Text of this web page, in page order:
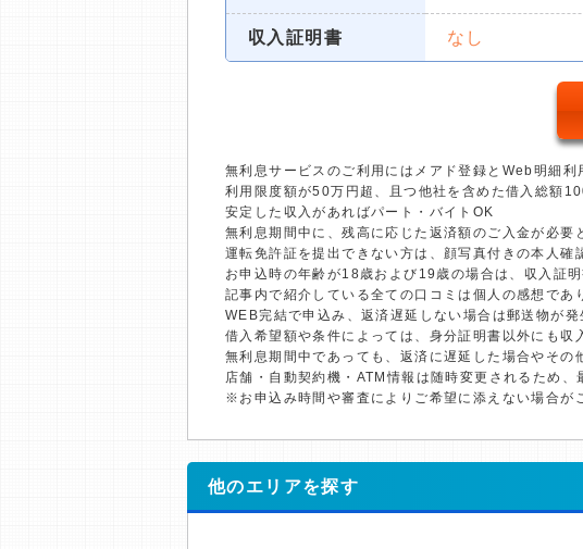
収入証明書 なし
無利息サービスのご利用にはメアド登録とWeb明細利
利用限度額が50万円超、且つ他社を含めた借入総額
安定した収入があればパート・バイトOK
無利息期間中に、残高に応じた返済額のご入金が必要
運転免許証を提出できない方は、顔写真付きの本人確
お申込時の年齢が18歳および19歳の場合は、収入証
記事内で紹介している全ての口コミは個人の感想であ
WEB完結で申込み、返済遅延しない場合は郵送物が発
借入希望額や条件によっては、身分証明書以外にも収
無利息期間中であっても、返済に遅延した場合やその
店舗・自動契約機・ATM情報は随時変更されるため
※お申込み時間や審査によりご希望に添えない場合が
他のエリアを探す